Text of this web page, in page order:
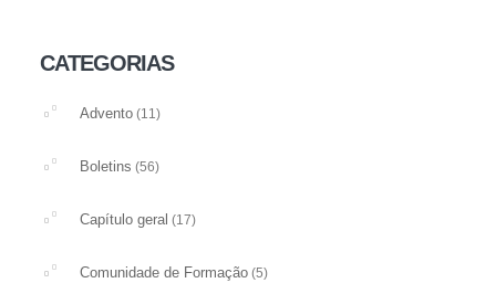
CATEGORIAS
Advento (11)
Boletins (56)
Capítulo geral (17)
Comunidade de Formação (5)